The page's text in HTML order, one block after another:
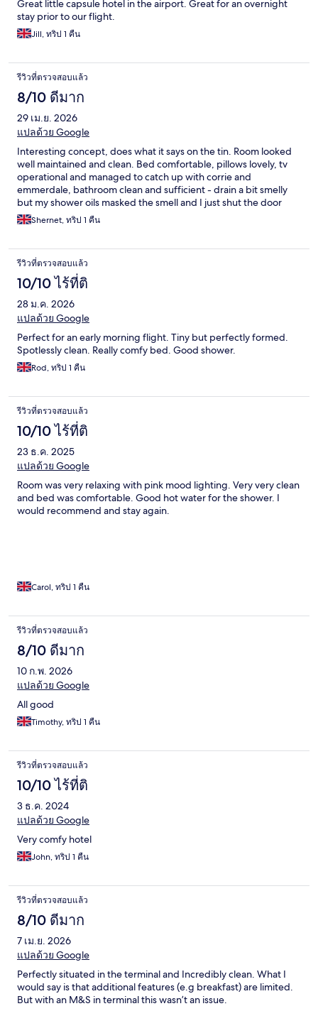
Great little capsule hotel in the airport. Great for an overnight
stay prior to our flight.
Jill, ทริป 1 คืน
รีวิวที่ตรวจสอบแล้ว
8/10 ดีมาก
29 เม.ย. 2026
แปลด้วย Google
Interesting concept, does what it says on the tin. Room looked
well maintained and clean. Bed comfortable, pillows lovely, tv
operational and managed to catch up with corrie and
emmerdale, bathroom clean and sufficient - drain a bit smelly
but my shower oils masked the smell and I just shut the door
before nodding off
Shernet, ทริป 1 คืน
รีวิวที่ตรวจสอบแล้ว
10/10 ไร้ที่ติ
28 ม.ค. 2026
แปลด้วย Google
Perfect for an early morning flight. Tiny but perfectly formed.
Spotlessly clean. Really comfy bed. Good shower.
Rod, ทริป 1 คืน
รีวิวที่ตรวจสอบแล้ว
10/10 ไร้ที่ติ
23 ธ.ค. 2025
แปลด้วย Google
Room was very relaxing with pink mood lighting. Very very clean
and bed was comfortable. Good hot water for the shower. I
would recommend and stay again.
Carol, ทริป 1 คืน
รีวิวที่ตรวจสอบแล้ว
8/10 ดีมาก
10 ก.พ. 2026
แปลด้วย Google
All good
Timothy, ทริป 1 คืน
รีวิวที่ตรวจสอบแล้ว
10/10 ไร้ที่ติ
3 ธ.ค. 2024
แปลด้วย Google
Very comfy hotel
John, ทริป 1 คืน
รีวิวที่ตรวจสอบแล้ว
8/10 ดีมาก
7 เม.ย. 2026
แปลด้วย Google
Perfectly situated in the terminal and Incredibly clean. What I
would say is that additional features (e.g breakfast) are limited.
But with an M&S in terminal this wasn’t an issue.